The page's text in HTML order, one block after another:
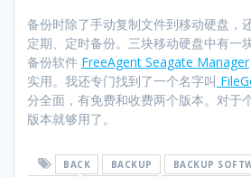
备份时除了手动复制文件到移动硬盘，
定期、定时备份。三块移动硬盘中有一
备份软件 FreeAgent Seagate Manager
实用。我还专门找到了一个名字叫
分全面，有免费和收费两个版本。对于
版本就够用了。
BACK BACKUP BACKUP